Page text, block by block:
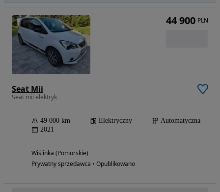
Seat Mii
Seat mii elektryk
49 000 km Elektryczny
Automatyczna
2021
Wiślinka (Pomorskie)
Prywatny sprzedawca • Opublikowano
44 900 PLN